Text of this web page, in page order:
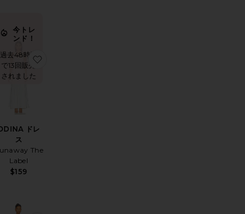
ドレス
気に入りTATE ドレス
今トレ
ンド！
過去48時間
で13回販売
されました
ドレ
ス
The
Label
$159